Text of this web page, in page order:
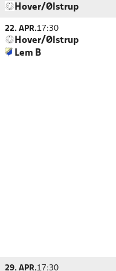
Hover/Ølstrup
22. APR.17:30
Hover/Ølstrup
Lem B
29. APR.17:30